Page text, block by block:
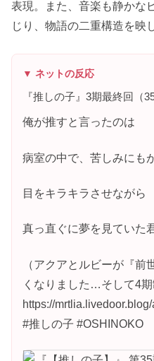
表現。また、音楽も静かな
じり、物語の二重構造を映
▼ ネットの反応
『推しの子』3期最終回（35
俺が推すと言ったのは
病室の中で、苦しみにも
目をキラキラさせながら
真っ直ぐに夢を見ていた
（アクアとルビーが『
くなりました…そして4期
https://
#推しの子 #OSHINOKO